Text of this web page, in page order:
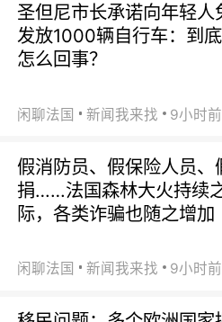
圣但尼市长承诺向年轻人
发放1000辆自行车：到
怎么回事？
闲聊法国 新闻我来找 9小时前
假消防员、假保险人员、
捐……法国森林大火持续
际，各类诈骗也随之增加
闲聊法国 新闻我来找 9小时前